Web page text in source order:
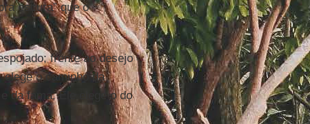
escura” que o
frente ao desejo
o caminho da
da fama, Ele elege o do